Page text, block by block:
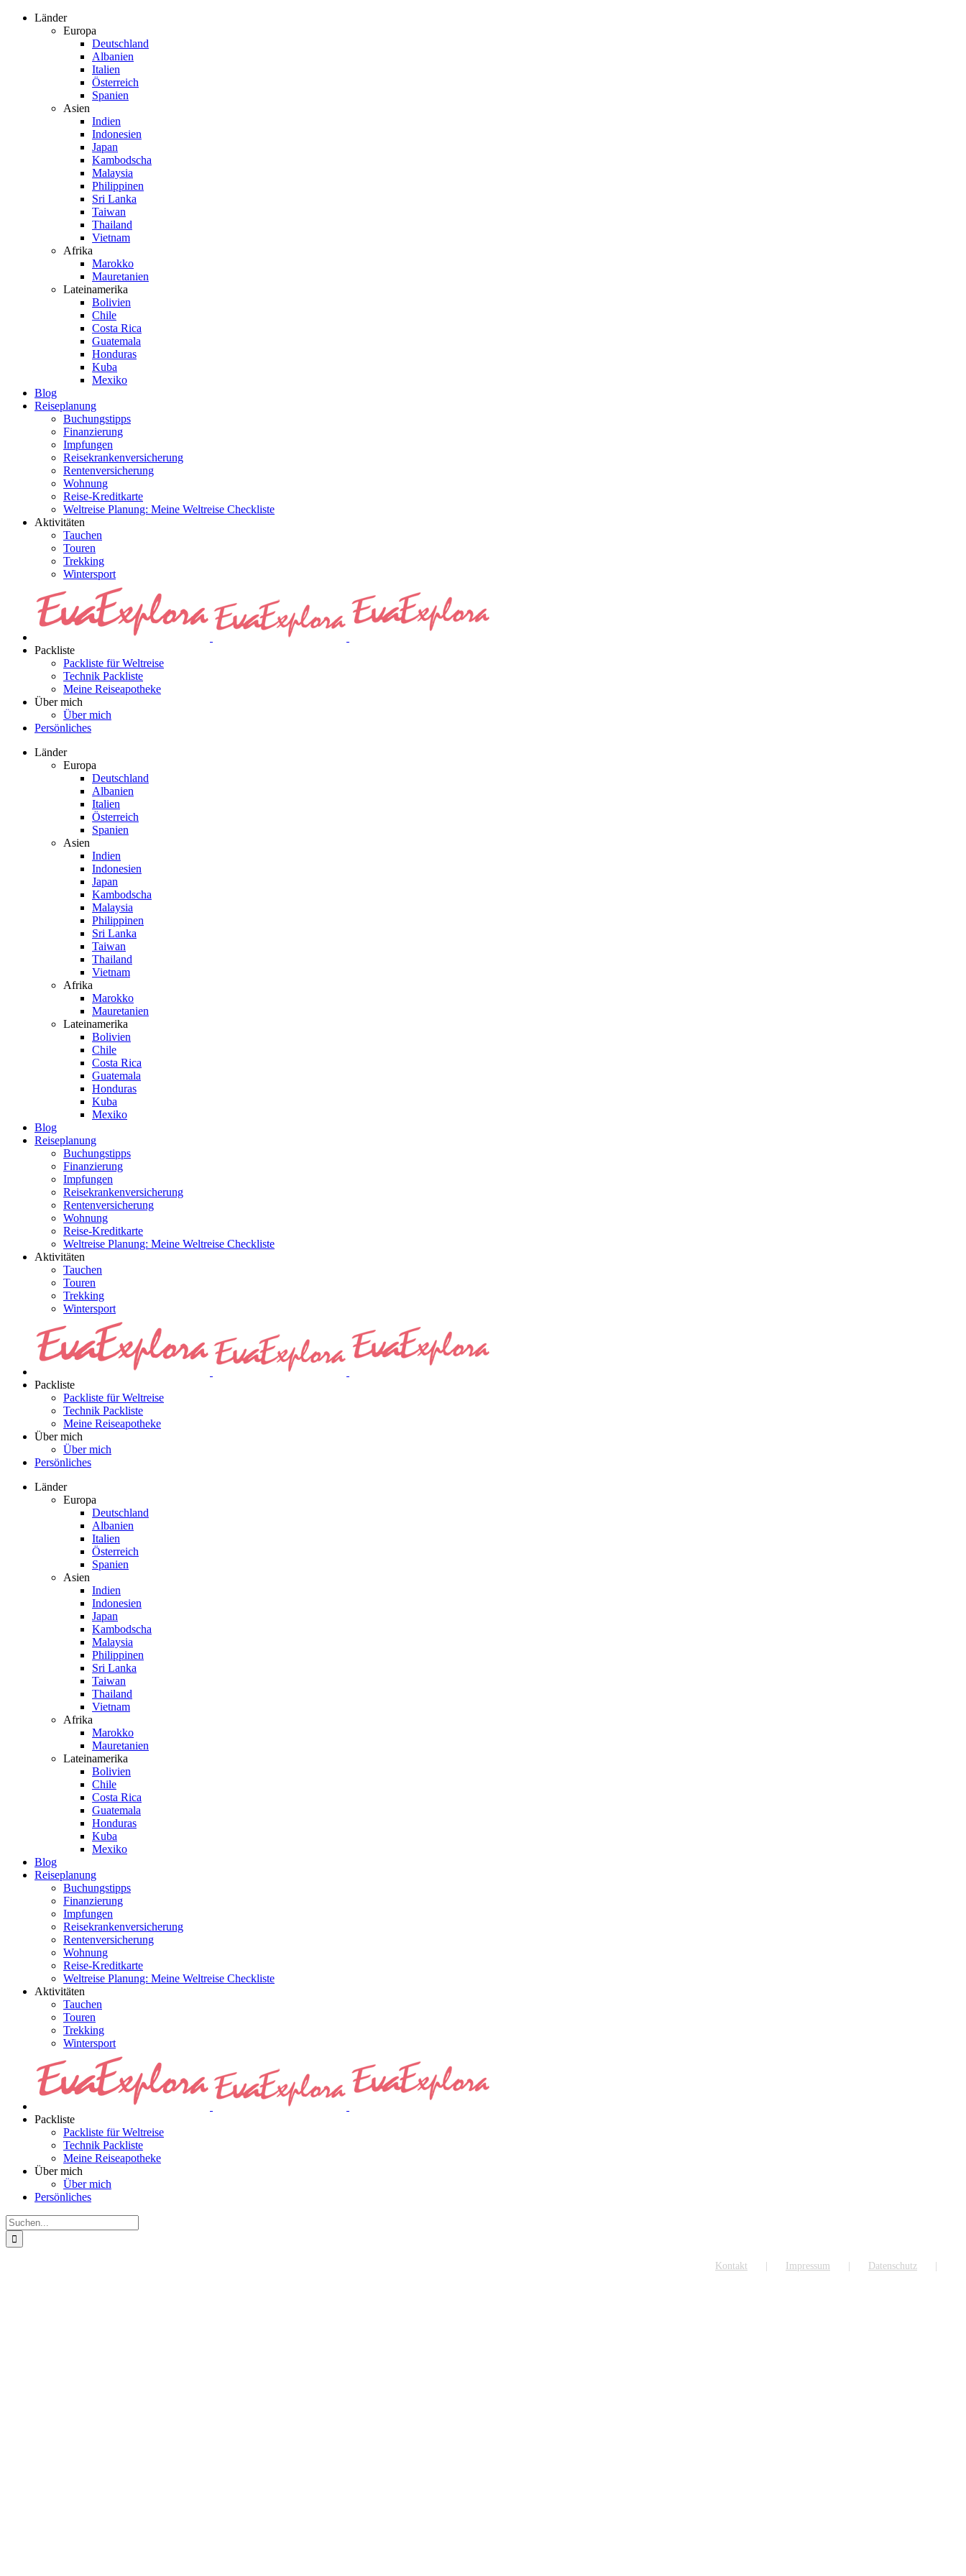
Zum
Länder
Europa
Deutschland
Albanien
Italien
Österreich
Spanien
Asien
Indien
Indonesien
Japan
Kambodscha
Malaysia
Philippinen
Sri Lanka
Taiwan
Thailand
Vietnam
Afrika
Marokko
Mauretanien
Lateinamerika
Bolivien
Chile
Costa Rica
Guatemala
Honduras
Kuba
Mexiko
Blog
Reiseplanung
Buchungstipps
Finanzierung
Impfungen
Reisekrankenversicherung
Rentenversicherung
Wohnung
Reise-Kreditkarte
Weltreise Planung: Meine Weltreise Checkliste
Aktivitäten
Tauchen
Touren
Trekking
Wintersport
Packliste
Packliste für Weltreise
Technik Packliste
Meine Reiseapotheke
Über mich
Über mich
Persönliches
Länder
Europa
Deutschland
Albanien
Italien
Österreich
Spanien
Asien
Indien
Indonesien
Japan
Kambodscha
Malaysia
Philippinen
Sri Lanka
Taiwan
Thailand
Vietnam
Afrika
Marokko
Mauretanien
Lateinamerika
Bolivien
Chile
Costa Rica
Guatemala
Honduras
Kuba
Mexiko
Blog
Reiseplanung
Buchungstipps
Finanzierung
Impfungen
Reisekrankenversicherung
Rentenversicherung
Wohnung
Reise-Kreditkarte
Weltreise Planung: Meine Weltreise Checkliste
Aktivitäten
Tauchen
Touren
Trekking
Wintersport
Packliste
Packliste für Weltreise
Technik Packliste
Meine Reiseapotheke
Über mich
Über mich
Persönliches
Länder
Europa
Deutschland
Albanien
Italien
Österreich
Spanien
Asien
Indien
Indonesien
Japan
Kambodscha
Malaysia
Philippinen
Sri Lanka
Taiwan
Thailand
Vietnam
Afrika
Marokko
Mauretanien
Lateinamerika
Bolivien
Chile
Costa Rica
Guatemala
Honduras
Kuba
Mexiko
Blog
Reiseplanung
Buchungstipps
Finanzierung
Impfungen
Reisekrankenversicherung
Rentenversicherung
Wohnung
Reise-Kreditkarte
Weltreise Planung: Meine Weltreise Checkliste
Aktivitäten
Tauchen
Touren
Trekking
Wintersport
Packliste
Packliste für Weltreise
Technik Packliste
Meine Reiseapotheke
Über mich
Über mich
Persönliches
Suche
nach:
Kontakt Impressum Datenschutz